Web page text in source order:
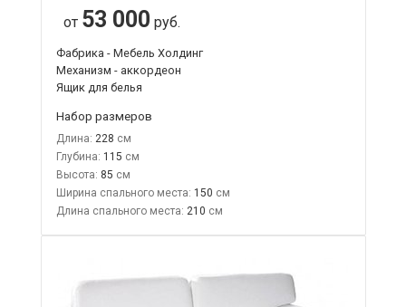
от 53 000 руб.
Фабрика - Мебель Холдинг
Механизм - аккордеон
Ящик для белья
Набор размеров
Длина: 228
Глубина: 115
Высота: 85
Ширина спального места: 150
Длина спального места: 210